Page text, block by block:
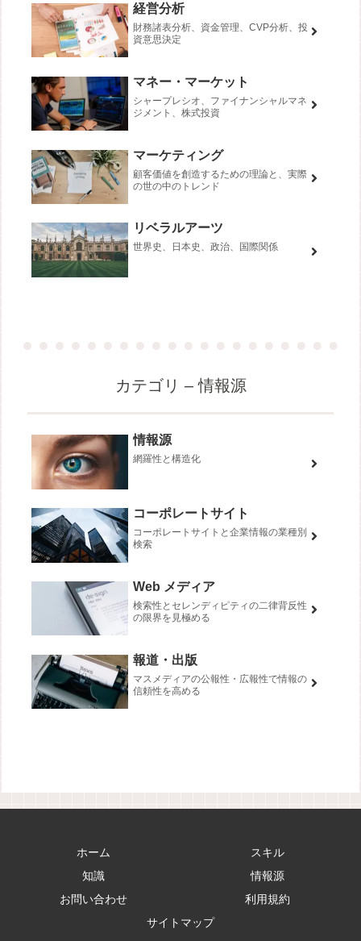
経営分析
財務諸表分析、資金管理、CVP分析、投
資意思決定
マネー・マーケット
シャープレシオ、ファイナンシャルマネ
ジメント、株式投資
マーケティング
顧客価値を創造するための理論と、実際
の世の中のトレンド
リベラルアーツ
世界史、日本史、政治、国際関係
カテゴリ – 情報源
情報源
網羅性と構造化
コーポレートサイト
コーポレートサイトと企業情報の業種別
検索
Web メディア
検索性とセレンディピティの二律背反性
の限界を見極める
報道・出版
マスメディアの公報性・広報性で情報の
信頼性を高める
ホーム
スキル
知識
情報源
お問い合わせ
利用規約
サイトマップ